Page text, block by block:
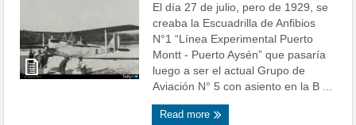
El día 27 de julio, pero de 1929, se
creaba la Escuadrilla de Anfibios
N°1 “Línea Experimental Puerto
Montt - Puerto Aysén” que pasaría
luego a ser el actual Grupo de
Aviación N° 5 con asiento en la B ...
Read more